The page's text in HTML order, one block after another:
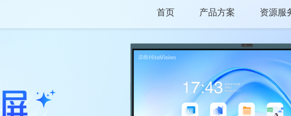
首页 产品方案
服务平台
资源服
云开放平
保修权益
常见问